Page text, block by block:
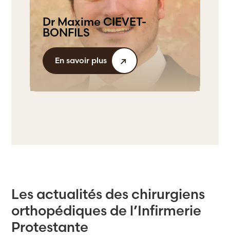
Dr Maxime CIEVET-
BONFILS
En savoir plus
Les actualités des chirurgiens
orthopédiques de l’Infirmerie
Protestante